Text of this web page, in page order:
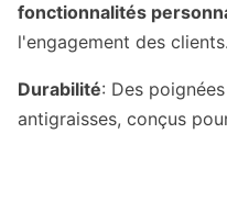
fonctionnalités
l'engagement des clients.
Durabilité: Des
antigraisses, conçus